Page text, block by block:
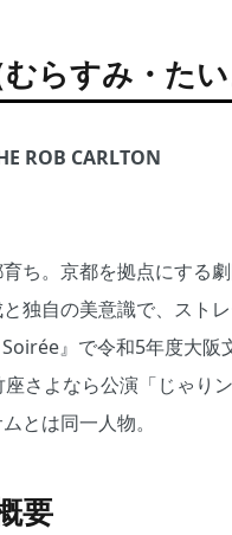
らすみ・たい
ROB CARLTON
ち。京都を拠点にする
独自の美意識で、スト
』で令和5年度大阪
さよなら公演「じゃり
とは同一人物。
要